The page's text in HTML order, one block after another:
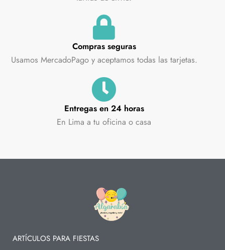
Compras seguras
Usamos MercadoPago y aceptamos todas las tarjetas.
Entregas en 24 horas
En Lima a tu oficina o casa
ARTÍCULOS PARA FIESTAS